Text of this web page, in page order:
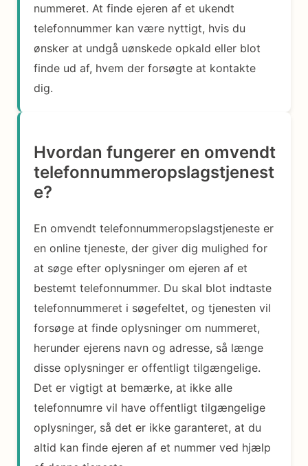
nummeret. At finde ejeren af et ukendt
telefonnummer kan være nyttigt, hvis du
ønsker at undgå uønskede opkald eller blot
finde ud af, hvem der forsøgte at kontakte
dig.
Hvordan fungerer en omvendt
telefonnummeropslagstjenest
e?
En omvendt telefonnummeropslagstjeneste er
en online tjeneste, der giver dig mulighed for
at søge efter oplysninger om ejeren af et
bestemt telefonnummer. Du skal blot indtaste
telefonnummeret i søgefeltet, og tjenesten vil
forsøge at finde oplysninger om nummeret,
herunder ejerens navn og adresse, så længe
disse oplysninger er offentligt tilgængelige.
Det er vigtigt at bemærke, at ikke alle
telefonnumre vil have offentligt tilgængelige
oplysninger, så det er ikke garanteret, at du
altid kan finde ejeren af et nummer ved hjælp